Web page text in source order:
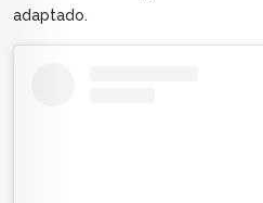
adaptado.